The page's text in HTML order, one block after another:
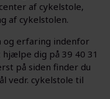
af cykelstole,
af cykelstolen.
og erfaring indenfor
dig på 39 40 31
på siden finder du
vedr. cykelstole til